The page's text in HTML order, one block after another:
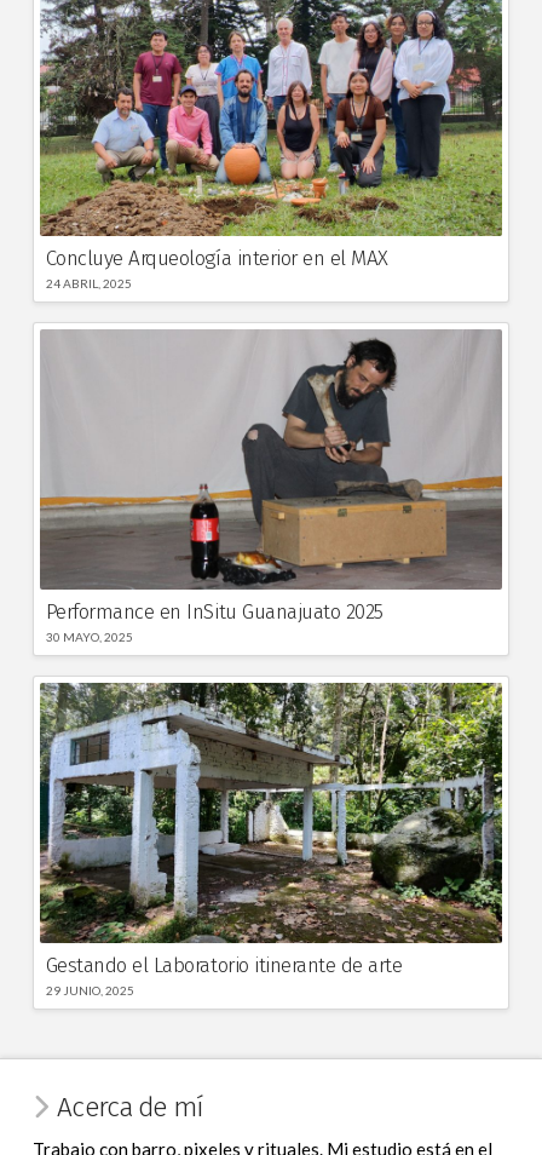
Concluye Arqueología interior en el MAX
24 ABRIL, 2025
Performance en InSitu Guanajuato 2025
30 MAYO, 2025
Gestando el Laboratorio itinerante de arte
29 JUNIO, 2025
Acerca de mí
Trabajo con barro, pixeles y rituales. Mi estudio está en el